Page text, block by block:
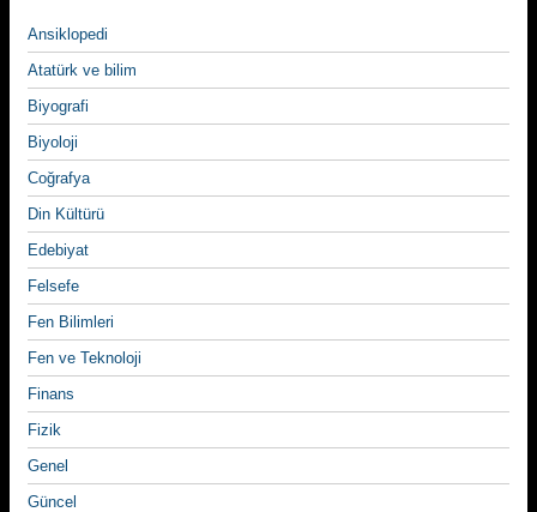
Ansiklopedi
Atatürk ve bilim
Biyografi
Biyoloji
Coğrafya
Din Kültürü
Edebiyat
Felsefe
Fen Bilimleri
Fen ve Teknoloji
Finans
Fizik
Genel
Güncel